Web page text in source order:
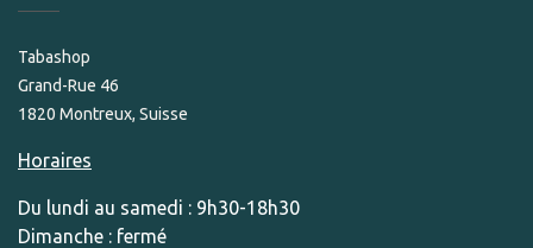
Tabashop
Grand-Rue 46
1820 Montreux, Suisse
Horaires
Du lundi au samedi : 9h30-18h30
Dimanche : fermé